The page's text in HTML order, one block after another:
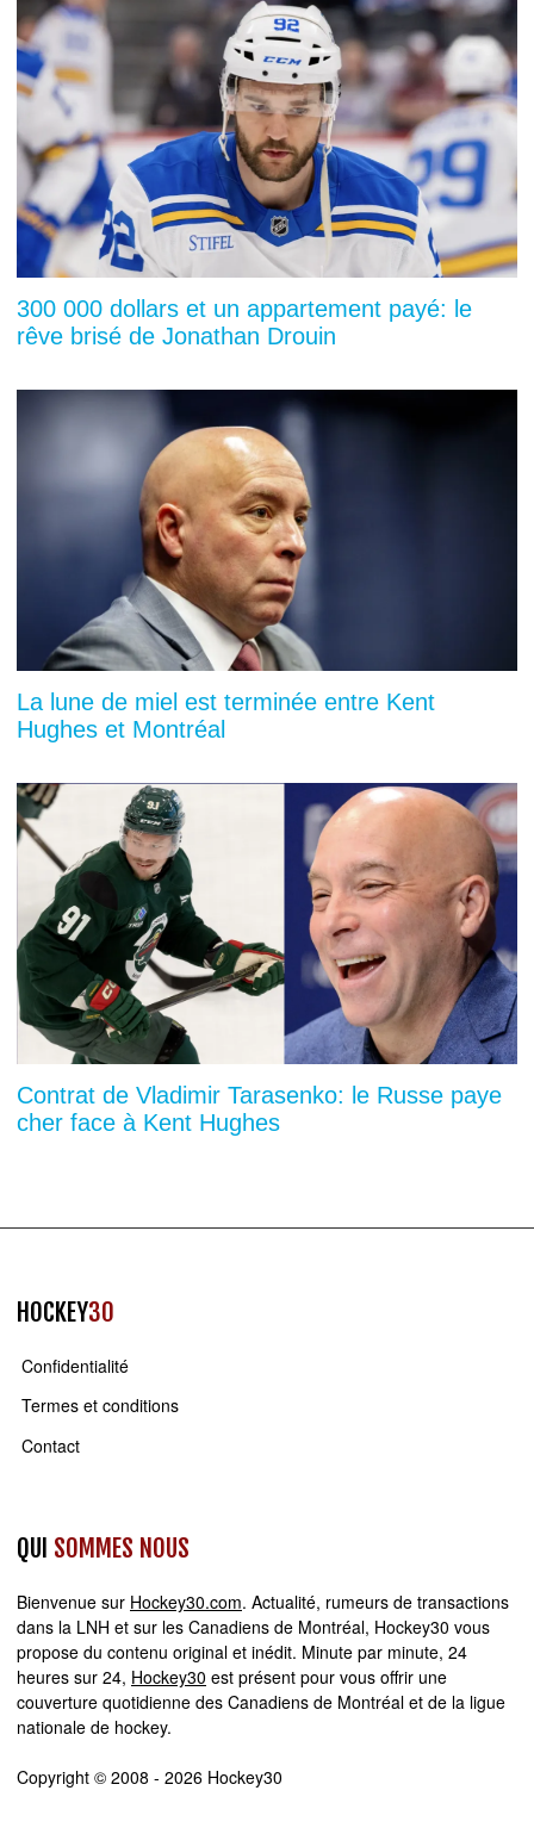
300 000 dollars et un appartement payé: le
rêve brisé de Jonathan Drouin
La lune de miel est terminée entre Kent
Hughes et Montréal
Contrat de Vladimir Tarasenko: le Russe paye
cher face à Kent Hughes
HOCKEY30
Confidentialité
Termes et conditions
Contact
QUI SOMMES NOUS
Bienvenue sur Hockey30.com. Actualité, rumeurs de transactions
dans la LNH et sur les Canadiens de Montréal, Hockey30 vous
propose du contenu original et inédit. Minute par minute, 24
heures sur 24, Hockey30 est présent pour vous offrir une
couverture quotidienne des Canadiens de Montréal et de la ligue
nationale de hockey.
Copyright © 2008 - 2026 Hockey30